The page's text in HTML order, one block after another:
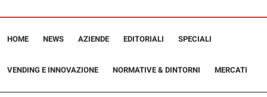
HOME NEWS AZIENDE EDITORIALI SPECIALI
VENDING E INNOVAZIONE NORMATIVE & DINTORNI MERCATI